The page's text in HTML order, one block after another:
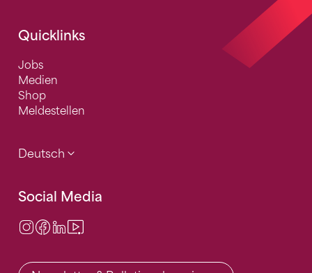
Quicklinks
Jobs
Medien
Shop
Meldestellen
Deutsch
Social Media
Instagram
Facebook
LinkedIn